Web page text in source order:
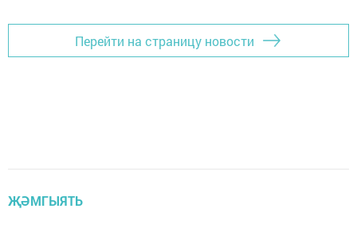
Перейти на страницу новости
ҖӘМГЫЯТЬ